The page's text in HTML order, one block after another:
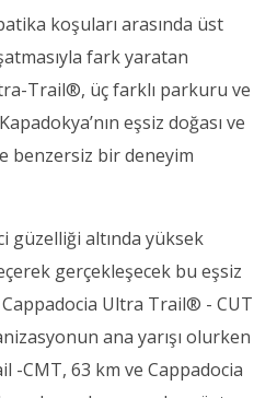
koşuları arasında üst
fark yaratan
Trail®, üç farklı parkuru ve
eşsiz doğası ve
benzersiz bir deneyim
güzelliği altında yüksek
gerçekleşecek bu eşsiz
Cappadocia Ultra Trail® - CUT
ana yarışı olurken
-CMT, 63 km ve Cappadocia